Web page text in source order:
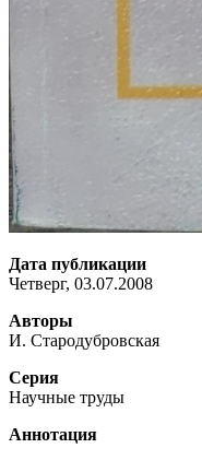
Дата публикации
Четверг, 03.07.2008
Авторы
И. Стародубровская
Серия
Научные труды
Аннотация